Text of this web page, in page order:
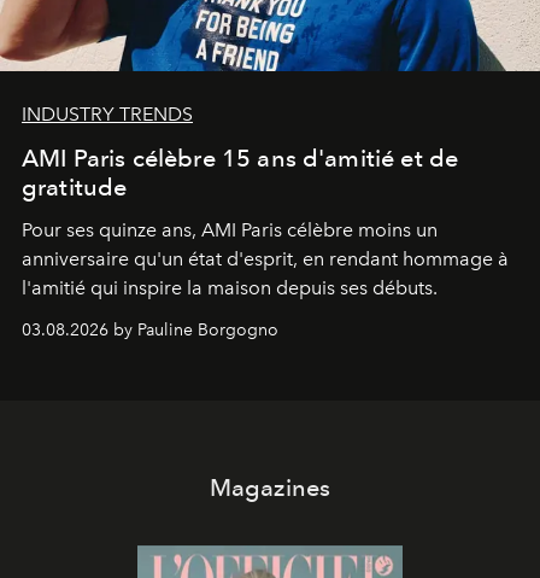
INDUSTRY TRENDS
AMI Paris célèbre 15 ans d'amitié et de
gratitude
Pour ses quinze ans, AMI Paris célèbre moins un
anniversaire qu'un état d'esprit, en rendant hommage à
l'amitié qui inspire la maison depuis ses débuts.
03.08.2026 by Pauline Borgogno
Magazines